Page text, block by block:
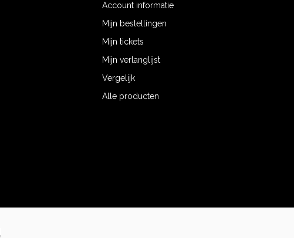
Account informatie
Mijn bestellingen
Mijn tickets
Mijn verlanglijst
Vergelijk
Alle producten